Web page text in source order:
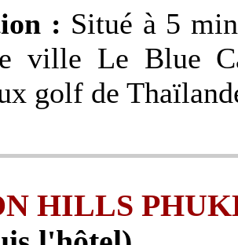
: Situé à 5
ville Le Blue
golf de
HILLS